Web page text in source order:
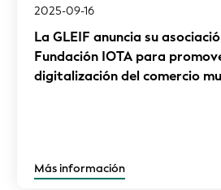
2025-09-16
La GLEIF anuncia su
Fundación IOTA para
digitalización del comercio
Más información